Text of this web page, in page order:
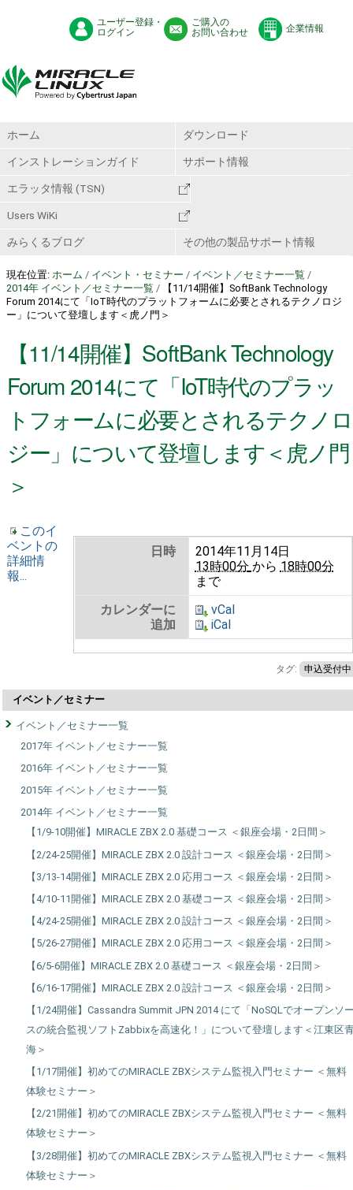
ユーザー登録・
ログイン
ご購入の
お問い合わせ
企業情報
ホーム ダウンロード
インストレーションガイド サポート情報
エラッタ情報 (TSN)
Users WiKi
みらくるブログ その他の製品サポート情報
現在位置: ホーム / イベント・セミナー / イベント／セミナー一覧 /
2014年 イベント／セミナー一覧 /
【11/14開催】SoftBank Technology
Forum 2014にて「IoT時代のプラットフォームに必要とされるテクノロジ
ー」について登壇します＜虎ノ門＞
【11/14開催】SoftBank Technology
Forum 2014にて「IoT時代のプラッ
トフォームに必要とされるテクノロ
ジー」について登壇します＜虎ノ門
＞
日時
2014年11月14日
13時00分 から 18時00分
まで
カレンダーに
追加
vCal
iCal
このイ
ベントの
詳細情
報...
タグ: 申込受付中
イベント／セミナー
イベント／セミナー一覧
2017年 イベント／セミナー一覧
2016年 イベント／セミナー一覧
2015年 イベント／セミナー一覧
2014年 イベント／セミナー一覧
【1/9-10開催】MIRACLE ZBX 2.0 基礎コース ＜銀座会場・2日間＞
【2/24-25開催】MIRACLE ZBX 2.0 設計コース ＜銀座会場・2日間＞
【3/13-14開催】MIRACLE ZBX 2.0 応用コース ＜銀座会場・2日間＞
【4/10-11開催】MIRACLE ZBX 2.0 基礎コース ＜銀座会場・2日間＞
【4/24-25開催】MIRACLE ZBX 2.0 設計コース ＜銀座会場・2日間＞
【5/26-27開催】MIRACLE ZBX 2.0 応用コース ＜銀座会場・2日間＞
【6/5-6開催】MIRACLE ZBX 2.0 基礎コース ＜銀座会場・2日間＞
【6/16-17開催】MIRACLE ZBX 2.0 設計コース ＜銀座会場・2日間＞
【1/24開催】Cassandra Summit JPN 2014 にて「NoSQLでオープンソ
スの統合監視ソフトZabbixを高速化！」について登壇します＜江東区
海＞
【1/17開催】初めてのMIRACLE ZBXシステム監視入門セミナー ＜無料
体験セミナー＞
【2/21開催】初めてのMIRACLE ZBXシステム監視入門セミナー ＜無料
体験セミナー＞
【3/28開催】初めてのMIRACLE ZBXシステム監視入門セミナー ＜無料
体験セミナー＞